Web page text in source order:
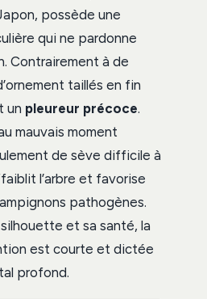
possède une
qui ne pardonne
Contrairement à de
taillés en fin
un pleureur précoce.
mauvais moment
de sève difficile à
l’arbre et favorise
pathogènes.
et sa santé, la
est courte et dictée
profond.